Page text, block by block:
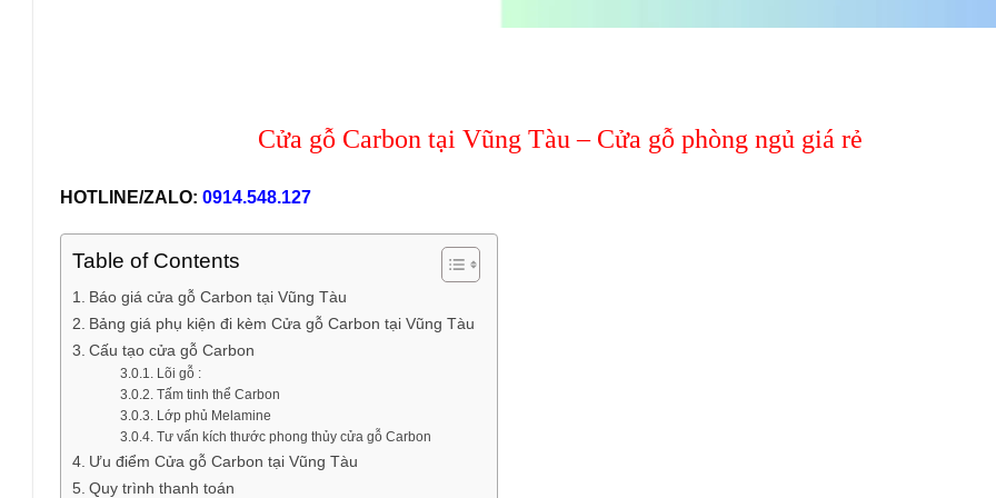
Cửa gỗ Carbon tại Vũng Tàu – Cửa gỗ phòng ngủ giá rẻ
HOTLINE/ZALO: 0914.548.127
Table of Contents
Báo giá cửa gỗ Carbon tại Vũng Tàu
Bảng giá phụ kiện đi kèm Cửa gỗ Carbon tại Vũng Tàu
Cấu tạo cửa gỗ Carbon
Lõi gỗ :
Tấm tinh thể Carbon
Lớp phủ Melamine
Tư vấn kích thước phong thủy cửa gỗ Carbon
Ưu điểm Cửa gỗ Carbon tại Vũng Tàu
Quy trình thanh toán